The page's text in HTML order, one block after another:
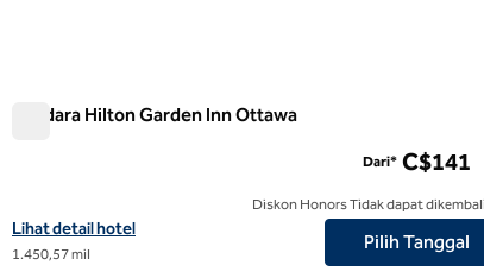
Bandara Hilton Garden Inn Ottawa
Lihat detail hotel untuk Bandara Hilton Garden Inn Ottawa
Lihat detail hotel
1.450,57 mil
Dari* C$141
Diskon Honors Tidak dapat
Pilih Tanggal